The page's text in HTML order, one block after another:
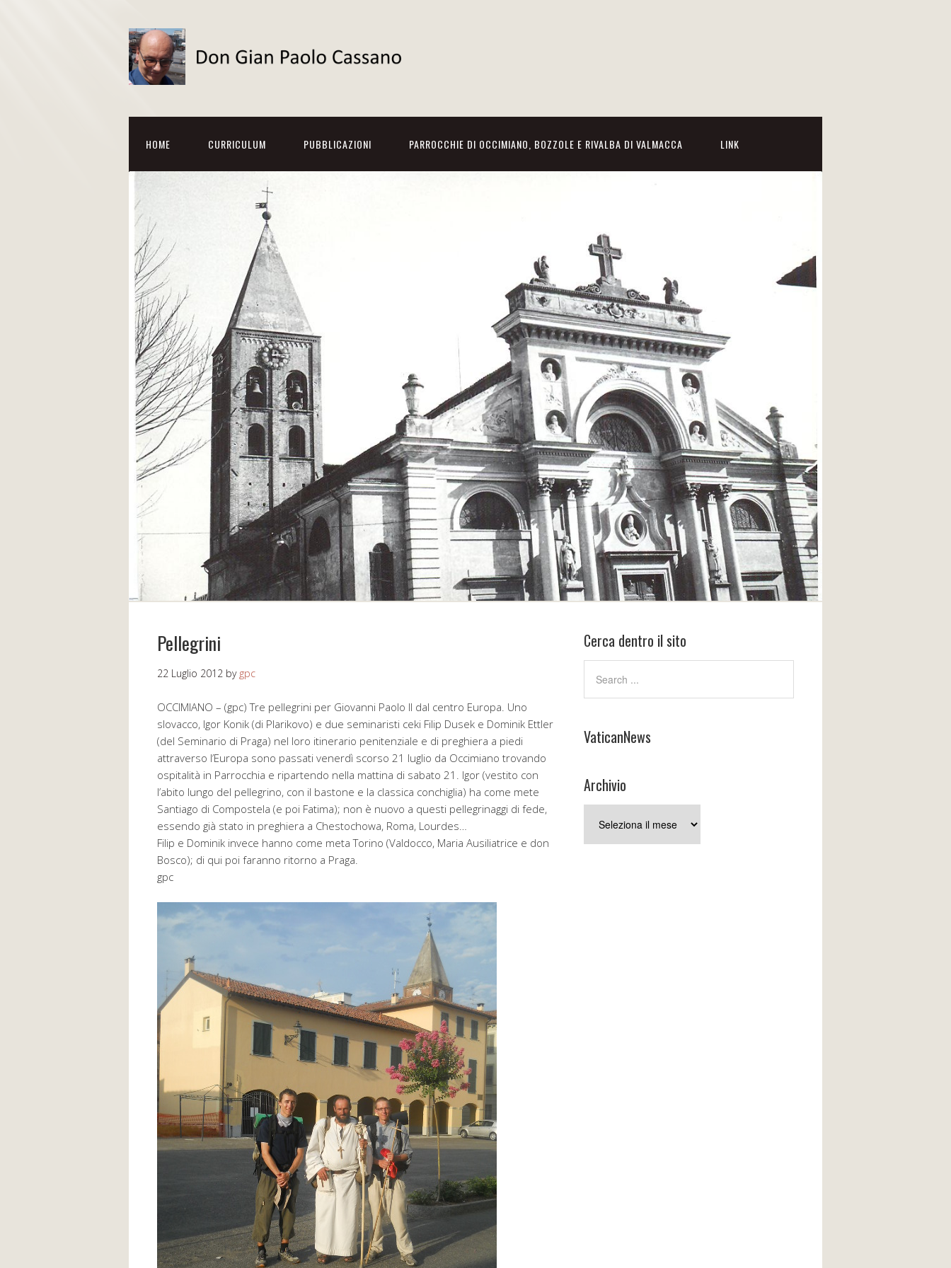
HOME CURRICULUM PUBBLICAZIONI PARROCCHIE DI OCCIMIANO, BOZZOLE E RIVALBA DI VALMACCA LINK
Pellegrini
22 Luglio 2012 by gpc
OCCIMIANO – (gpc) Tre pellegrini per Giovanni Paolo II dal centro Europa. Uno
slovacco, Igor Konik (di Plarikovo) e due seminaristi ceki Filip Dusek e Dominik Ettler
(del Seminario di Praga) nel loro itinerario penitenziale e di preghiera a piedi
attraverso l’Europa sono passati venerdì scorso 21 luglio da Occimiano trovando
ospitalità in Parrocchia e ripartendo nella mattina di sabato 21. Igor (vestito con
l’abito lungo del pellegrino, con il bastone e la classica conchiglia) ha come mete
Santiago di Compostela (e poi Fatima); non è nuovo a questi pellegrinaggi di fede,
essendo già stato in preghiera a Chestochowa, Roma, Lourdes…
Filip e Dominik invece hanno come meta Torino (Valdocco, Maria Ausiliatrice e don
Bosco); di qui poi faranno ritorno a Praga.
gpc
Cerca dentro il sito
VaticanNews
Archivio